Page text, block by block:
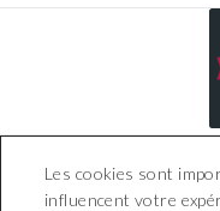
Les cookies sont
influencent votre